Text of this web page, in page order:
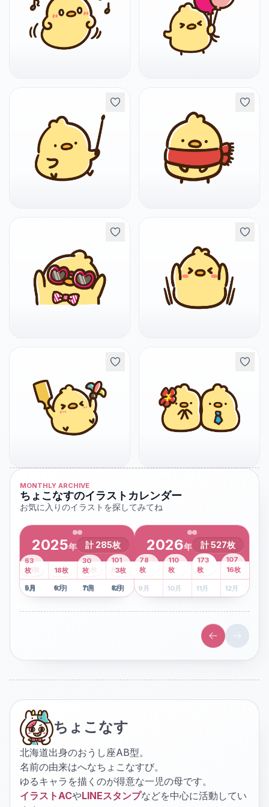
MONTHLY ARCHIVE
ちょこなすのイラストカレンダー
お気に入りのイラストを探してみてね
2025年 計 285枚
1月
2枚 2月 3月 4月
8枚
5月
41 枚
6月
13枚
7月
6枚
8月
101
枚
9月
63
枚
10月
18枚
11月
30
枚
12月
3枚
2026年 計527枚
1月 2月 3月
43
枚
4月
107
枚
5 月
78
枚
6月
110
枚
7月
173
枚
8月
16枚
9 月 10月 11月 12月
ちょこなす
北海道出身のおうし座AB型。
名前の由来はへなちょこなすび。
ゆるキャラを描くのが得意な一児の母です。
イラストACやLINEスタンプなどを中心に活動してい